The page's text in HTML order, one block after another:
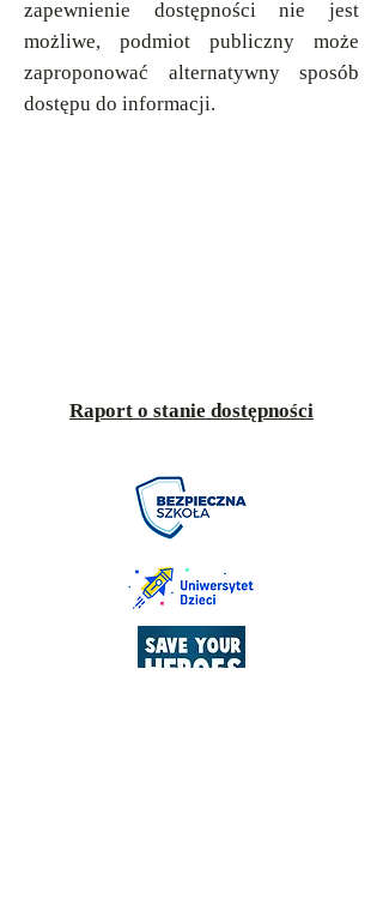
zapewnienie dostępności nie jest
możliwe, podmiot publiczny może
zaproponować alternatywny sposób
dostępu do informacji.
Raport o stanie dostępności